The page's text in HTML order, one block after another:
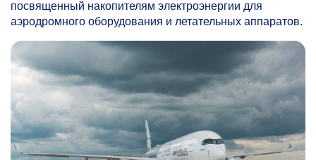
посвященный накопителям электроэнергии для
аэродромного оборудования и летательных аппаратов.